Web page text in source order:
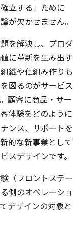
立する」ために
が欠かせません。
を解決し、プロダ
に革新を生み出す
織や仕組み作りも
図るのがサービス
顧客に商品・サー
体験をどのように
ンス、サポートを
的な新事業として
スデザインです。
（フロントステー
側のオペレーショ
デザインの対象と